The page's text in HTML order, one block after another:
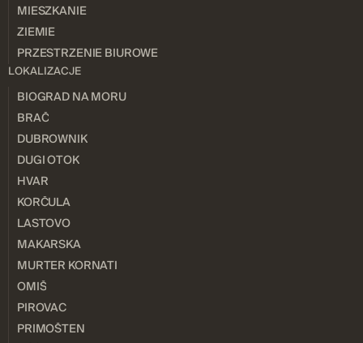
MIESZKANIE
ZIEMIE
PRZESTRZENIE BIUROWE
LOKALIZACJE
BIOGRAD NA MORU
BRAČ
DUBROWNIK
DUGI OTOK
HVAR
KORČULA
LASTOVO
MAKARSKA
MURTER KORNATI
OMIŠ
PIROVAC
PRIMOŠTEN